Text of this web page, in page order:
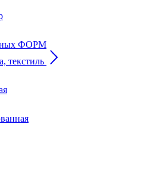
ФОРМ
текстиль